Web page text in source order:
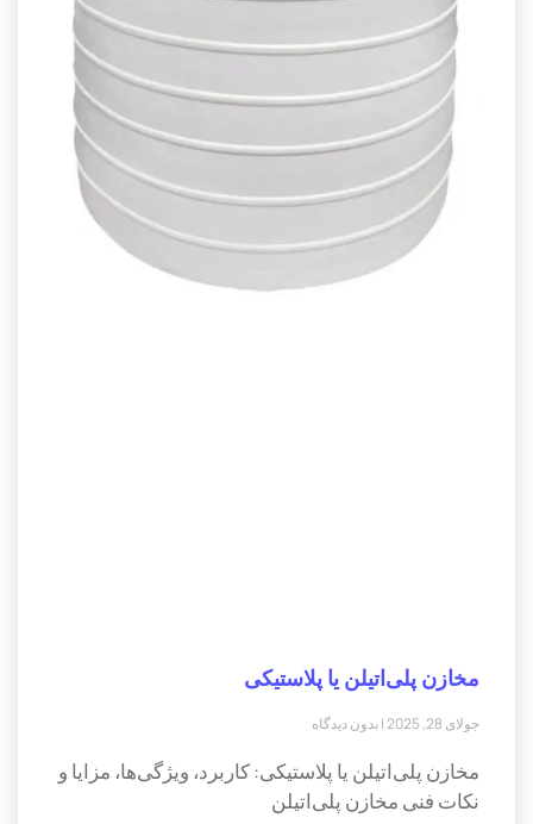
مخازن پلی‌اتیلن یا پلاستیکی
جولای 28, 2025 بدون دیدگاه
مخازن پلی‌اتیلن یا پلاستیکی: کاربرد، ویژگی‌ها، مزایا و
نکات فنی مخازن پلی‌اتیلن